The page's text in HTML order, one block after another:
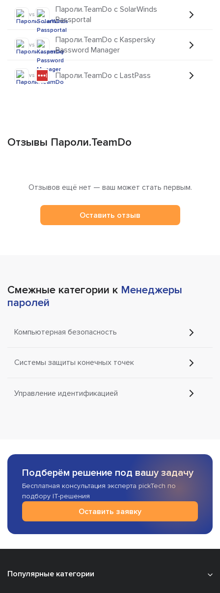
vs
Пароли.TeamDo с SolarWinds
Passportal
vs
Пароли.TeamDo с Kaspersky
Password Manager
vs Пароли.TeamDo с LastPass
Отзывы Пароли.TeamDo
Отзывов ещё нет — ваш может стать первым.
Оставить отзыв
Смежные категории к Менеджеры
паролей
Компьютерная безопасность
Системы защиты конечных точек
Управление идентификацией
Подберём решение под вашу задачу
Бесплатная консультация эксперта pickTech по
подбору IT-решения
Оставить заявку
Популярные категории